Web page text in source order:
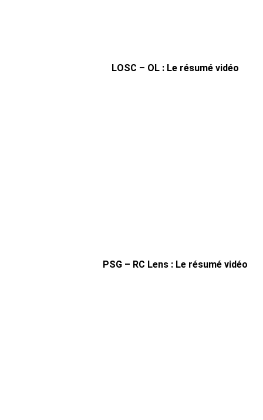
LOSC – OL : Le résumé vidéo
PSG – RC Lens : Le résumé vidéo